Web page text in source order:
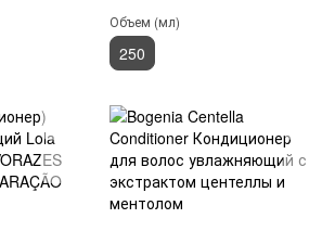
Объем (мл)
250